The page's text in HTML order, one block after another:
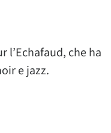
l’Echafaud, che ha
e jazz.